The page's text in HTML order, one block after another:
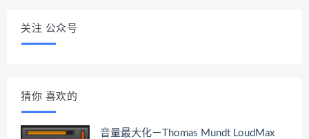
关注 公众号
猜你 喜欢的
音量最大化－Thomas Mundt LoudMax